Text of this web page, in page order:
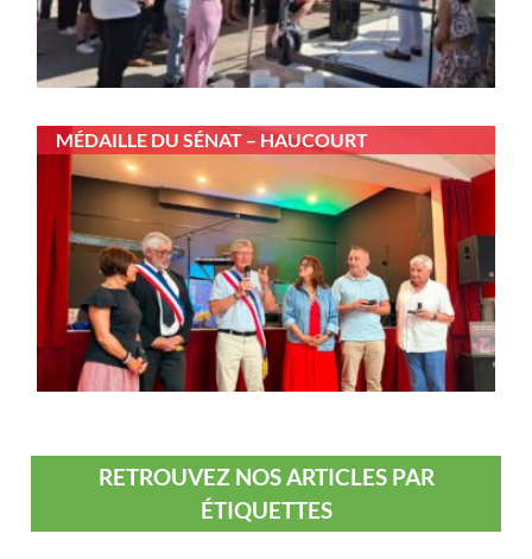
MÉDAILLE DU SÉNAT – HAUCOURT
RETROUVEZ NOS ARTICLES PAR
ÉTIQUETTES